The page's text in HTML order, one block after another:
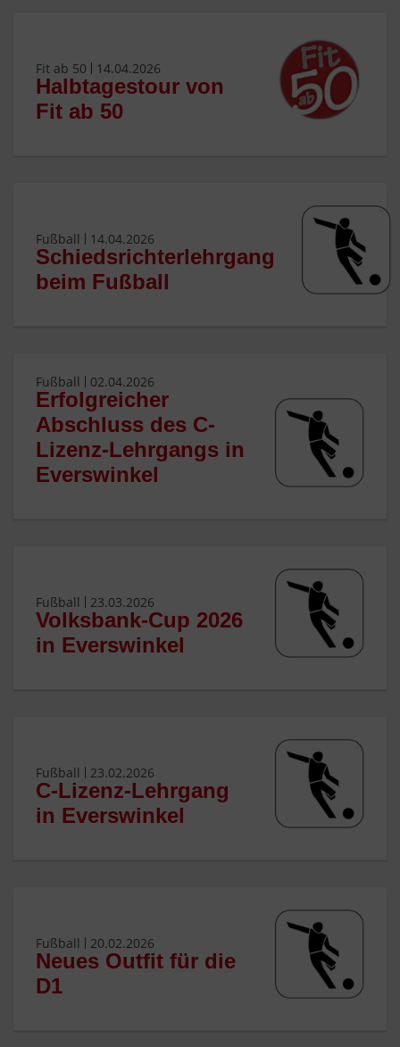
Fit ab 50 14.04.2026
Halbtagestour von
Fit ab 50
Fußball 14.04.2026
Schiedsrichterlehrgang
beim Fußball
Fußball 02.04.2026
Erfolgreicher
Abschluss des C-
Lizenz-Lehrgangs in
Everswinkel
Fußball 23.03.2026
Volksbank-Cup 2026
in Everswinkel
Fußball 23.02.2026
C-Lizenz-Lehrgang
in Everswinkel
Fußball 20.02.2026
Neues Outfit für die
D1